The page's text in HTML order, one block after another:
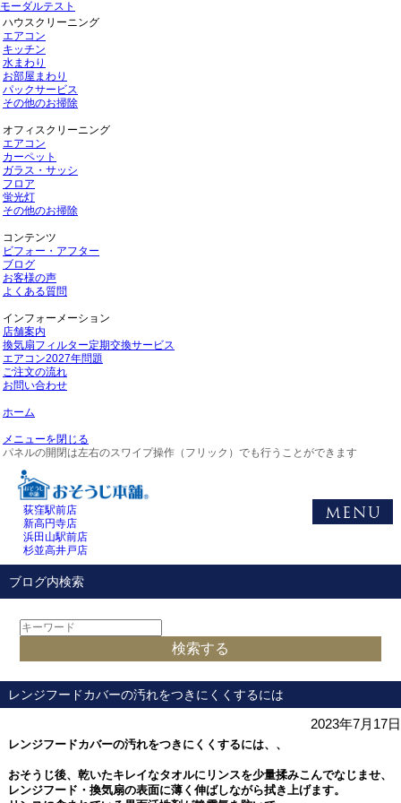
モーダルテスト
ハウスクリーニング
エアコン
キッチン
水まわり
お部屋まわり
パックサービス
その他のお掃除
オフィスクリーニング
エアコン
カーペット
ガラス・サッシ
フロア
蛍光灯
その他のお掃除
コンテンツ
ビフォー・アフター
ブログ
お客様の声
よくある質問
インフォーメーション
店舗案内
換気扇フィルター定期交換サービス
エアコン2027年問題
ご注文の流れ
お問い合わせ
ホーム
メニューを閉じる
パネルの開閉は左右のスワイプ操作（フリック）でも行うことができます
荻窪駅前店
新高円寺店
浜田山駅前店
杉並高井戸店
ブログ内検索
レンジフードカバーの汚れをつきにくくするには
2023年7月17日
レンジフードカバーの汚れをつきにくくするには、、
おそうじ後、乾いたキレイなタオルにリンスを少量揉みこんでなじませ、
レンジフード・換気扇の表面に薄く伸ばしながら拭き上げます。